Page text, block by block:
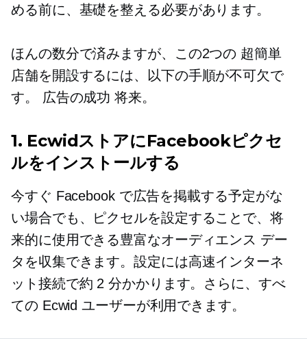
める前に、基礎を整える必要があります。
ほんの数分で済みますが、この2つの 超簡単
店舗を開設するには、以下の手順が不可欠で
す。
広告の成功 将来。
1. EcwidストアにFacebookピクセ
ルをインストールする
今すぐ Facebook で広告を掲載する予定がな
い場合でも、ピクセルを設定することで、将
来的に使用できる豊富なオーディエンス デー
タを収集できます。設定には高速インターネ
ット接続で約 2 分かかります。さらに、すべ
ての Ecwid ユーザーが利用できます。